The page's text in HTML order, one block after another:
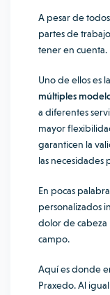
A pesar de
partes de
tener en cuenta.
Uno de ellos es
múltiples
a diferentes
mayor
garanticen la
las necesidades
En pocas
personalizados
dolor de cabeza
campo.
Aquí es donde
Praxedo. Al